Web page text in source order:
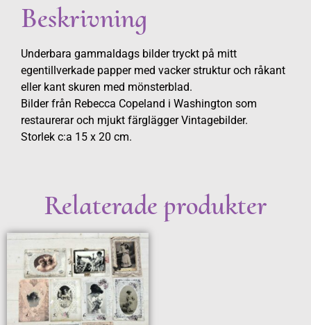
Beskrivning
Underbara gammaldags bilder tryckt på mitt
egentillverkade papper med vacker struktur och råkant
eller kant skuren med mönsterblad.
Bilder från Rebecca Copeland i Washington som
restaurerar och mjukt färglägger Vintagebilder.
Storlek c:a 15 x 20 cm.
Relaterade produkter